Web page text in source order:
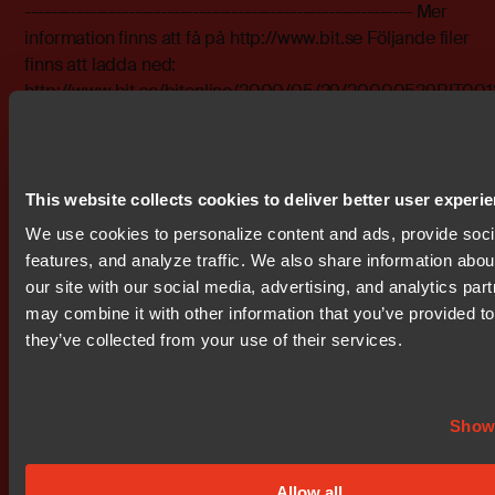
This website collects cookies to deliver better user
We use cookies to personalize content and ads, provide
features, and analyze traffic. We also share information
our site with our social media, advertising, and analytics
may combine it with other information that you’ve provided
they’ve collected from your use of their services.
------------------------------------------------------------ Mer
information finns att få på http://www.bit.se Följande filer
finns att ladda ned:
http://www.bit.se/bitonline/2000/05/29/
bit0001.doc
bit0002.pdf
Prenumerera på IR nyheter